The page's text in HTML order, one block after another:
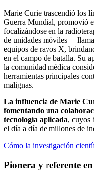
Marie Curie trascendió los
Guerra Mundial, promovió
focalizándose en la
de unidades móviles
equipos de rayos X,
en el campo de batalla. Su
la comunidad médica
herramientas principales
malignas.
La influencia de Marie
fomentando una
tecnología aplicada, cuyos
el día a día de millones de
Cómo la investigación
Pionera y referente